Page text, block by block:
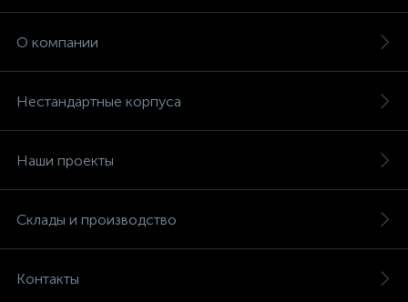
О компании
Нестандартные корпуса
Наши проекты
Склады и производство
Контакты